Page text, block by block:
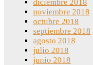
diciembre 2018
noviembre 2018
octubre 2018
septiembre 2018
agosto 2018
julio 2018
junio 2018